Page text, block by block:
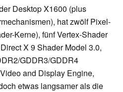
Desktop X1600 (plus
hat zwölf Pixel-
Kerne), fünf Vertex-Shader
X 9 Shader Model 3.0,
GDDR3/GDDR4
and Display Engine,
etwas langsamer als die